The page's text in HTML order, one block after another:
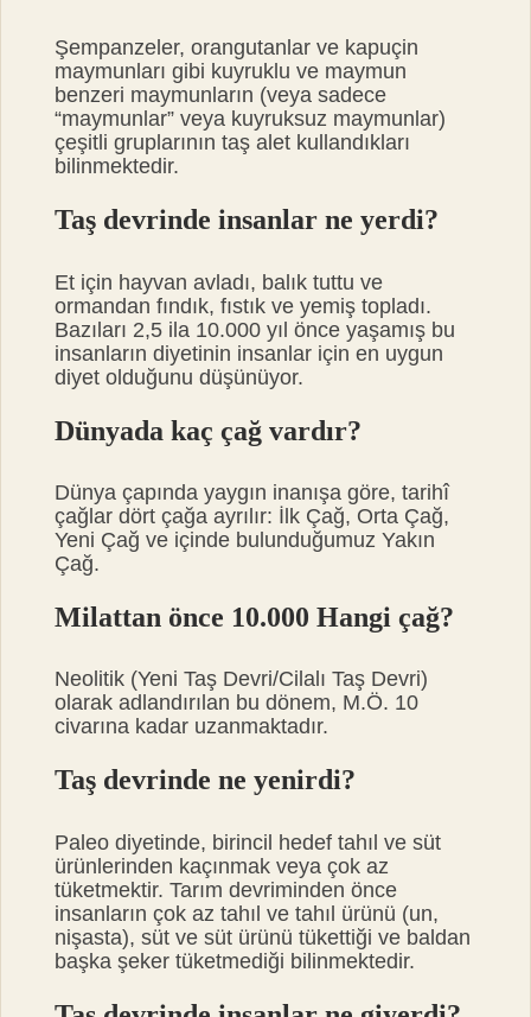
Şempanzeler, orangutanlar ve kapuçin
maymunları gibi kuyruklu ve maymun
benzeri maymunların (veya sadece
“maymunlar” veya kuyruksuz maymunlar)
çeşitli gruplarının taş alet kullandıkları
bilinmektedir.
Taş devrinde insanlar ne yerdi?
Et için hayvan avladı, balık tuttu ve
ormandan fındık, fıstık ve yemiş topladı.
Bazıları 2,5 ila 10.000 yıl önce yaşamış bu
insanların diyetinin insanlar için en uygun
diyet olduğunu düşünüyor.
Dünyada kaç çağ vardır?
Dünya çapında yaygın inanışa göre, tarihî
çağlar dört çağa ayrılır: İlk Çağ, Orta Çağ,
Yeni Çağ ve içinde bulunduğumuz Yakın
Çağ.
Milattan önce 10.000 Hangi çağ?
Neolitik (Yeni Taş Devri/Cilalı Taş Devri)
olarak adlandırılan bu dönem, M.Ö. 10
civarına kadar uzanmaktadır.
Taş devrinde ne yenirdi?
Paleo diyetinde, birincil hedef tahıl ve süt
ürünlerinden kaçınmak veya çok az
tüketmektir. Tarım devriminden önce
insanların çok az tahıl ve tahıl ürünü (un,
nişasta), süt ve süt ürünü tükettiği ve baldan
başka şeker tüketmediği bilinmektedir.